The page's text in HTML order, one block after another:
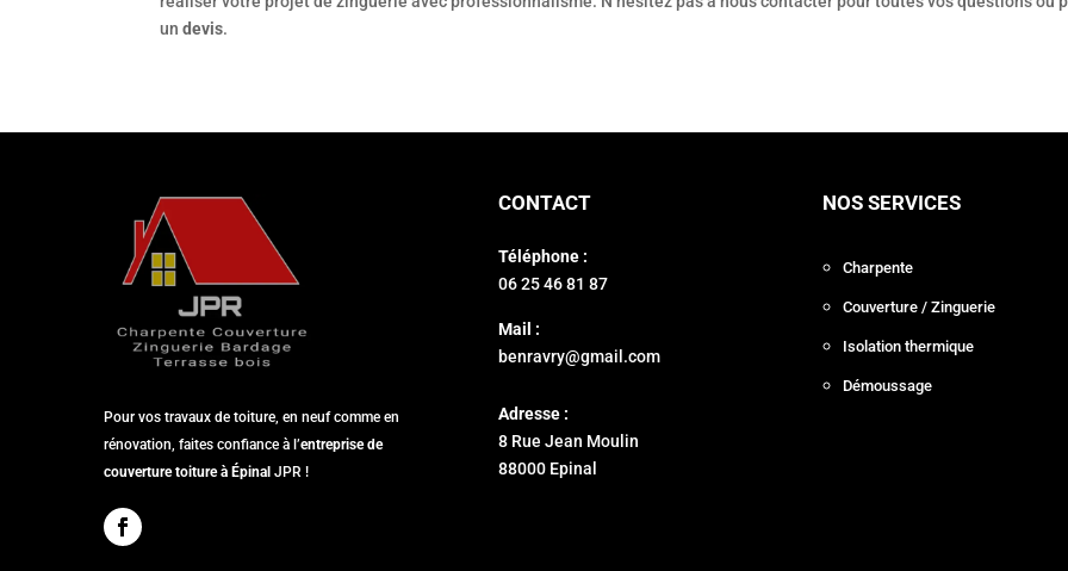
undevis.
Pour vos travaux de toiture, en neuf comme en
rénovation, faites confiance à l’entreprise de
couverture toiture à Épinal JPR !
CONTACT
Téléphone :
06 25 46 81 87
Mail :
benravry@gmail.com
Adresse :
8 Rue Jean Moulin
88000 Epinal
NOS SERVICES
Charpente
Couverture / Zinguerie
Isolation thermique
Démoussage